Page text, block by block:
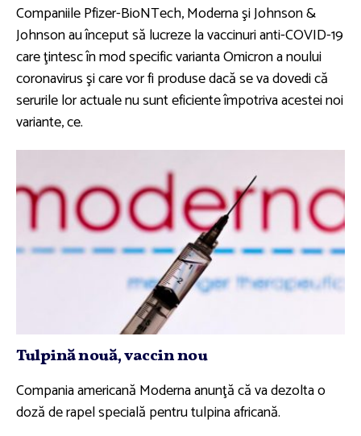
Companiile Pfizer-BioNTech, Moderna şi Johnson &
Johnson au început să lucreze la vaccinuri anti-COVID-19
care ţintesc în mod specific varianta Omicron a noului
coronavirus şi care vor fi produse dacă se va dovedi că
serurile lor actuale nu sunt eficiente împotriva acestei noi
variante, ce.
Tulpină nouă, vaccin nou
Compania americană Moderna anunţă că va dezolta o
doză de rapel specială pentru tulpina africană.